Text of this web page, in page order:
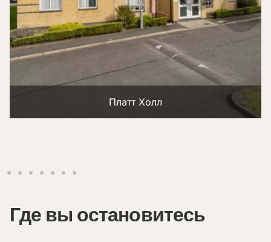
Платт Холл
Где вы остановитесь